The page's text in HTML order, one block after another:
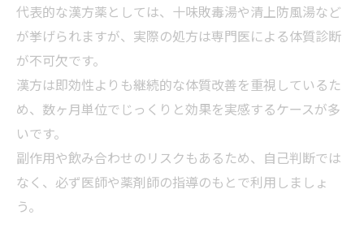
解説
未来型メンズニキビ対策は体質から始まる
理由
体質改善で繰り返すメンズニキビを根本ケ
ア
代表的な漢方薬としては、十味敗毒湯や清上防風湯など
が挙げられますが、実際の処方は専門医による体質診断
が不可欠です。
漢方は即効性よりも継続的な体質改善を重視しているた
め、数ヶ月単位でじっくりと効果を実感するケースが多
いです。
副作用や飲み合わせのリスクもあるため、自己判断では
なく、必ず医師や薬剤師の指導のもとで利用しましょ
う。